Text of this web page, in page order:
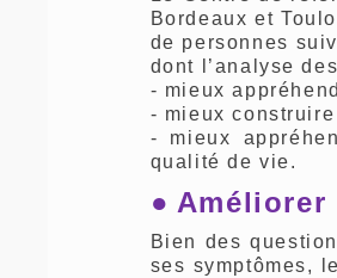
Bordeaux et
de personnes
dont l’analyse
- mieux
- mieux
- mieux
qualité de vie.
● Améliorer
Bien des
ses symptômes,